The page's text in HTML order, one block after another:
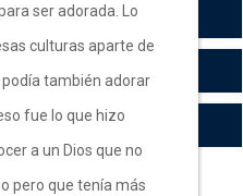
ser adorada. Lo
culturas aparte de
también adorar
fue lo que hizo
a un Dios que no
pero que tenía más